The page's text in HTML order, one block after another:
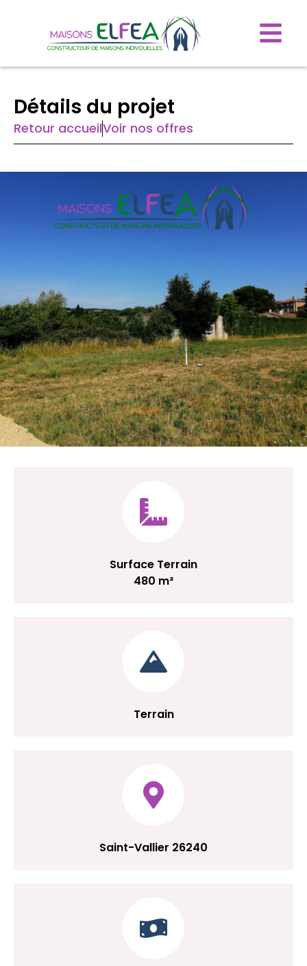
Détails du projet
Retour accueilVoir nos offres
Surface Terrain
480 m²
Terrain
Saint-Vallier 26240